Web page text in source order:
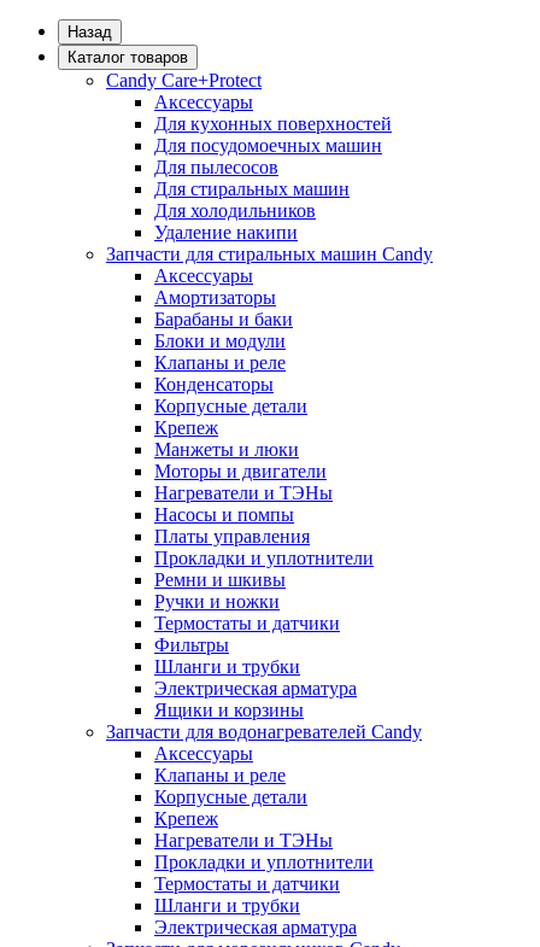
Назад
Каталог товаров
Candy Care+Protect
Аксессуары
Для кухонных поверхностей
Для посудомоечных машин
Для пылесосов
Для стиральных машин
Для холодильников
Удаление накипи
Запчасти для стиральных машин Candy
Аксессуары
Амортизаторы
Барабаны и баки
Блоки и модули
Клапаны и реле
Конденсаторы
Корпусные детали
Крепеж
Манжеты и люки
Моторы и двигатели
Нагреватели и ТЭНы
Насосы и помпы
Платы управления
Прокладки и уплотнители
Ремни и шкивы
Ручки и ножки
Термостаты и датчики
Фильтры
Шланги и трубки
Электрическая арматура
Ящики и корзины
Запчасти для водонагревателей Candy
Аксессуары
Клапаны и реле
Корпусные детали
Крепеж
Нагреватели и ТЭНы
Прокладки и уплотнители
Термостаты и датчики
Шланги и трубки
Электрическая арматура